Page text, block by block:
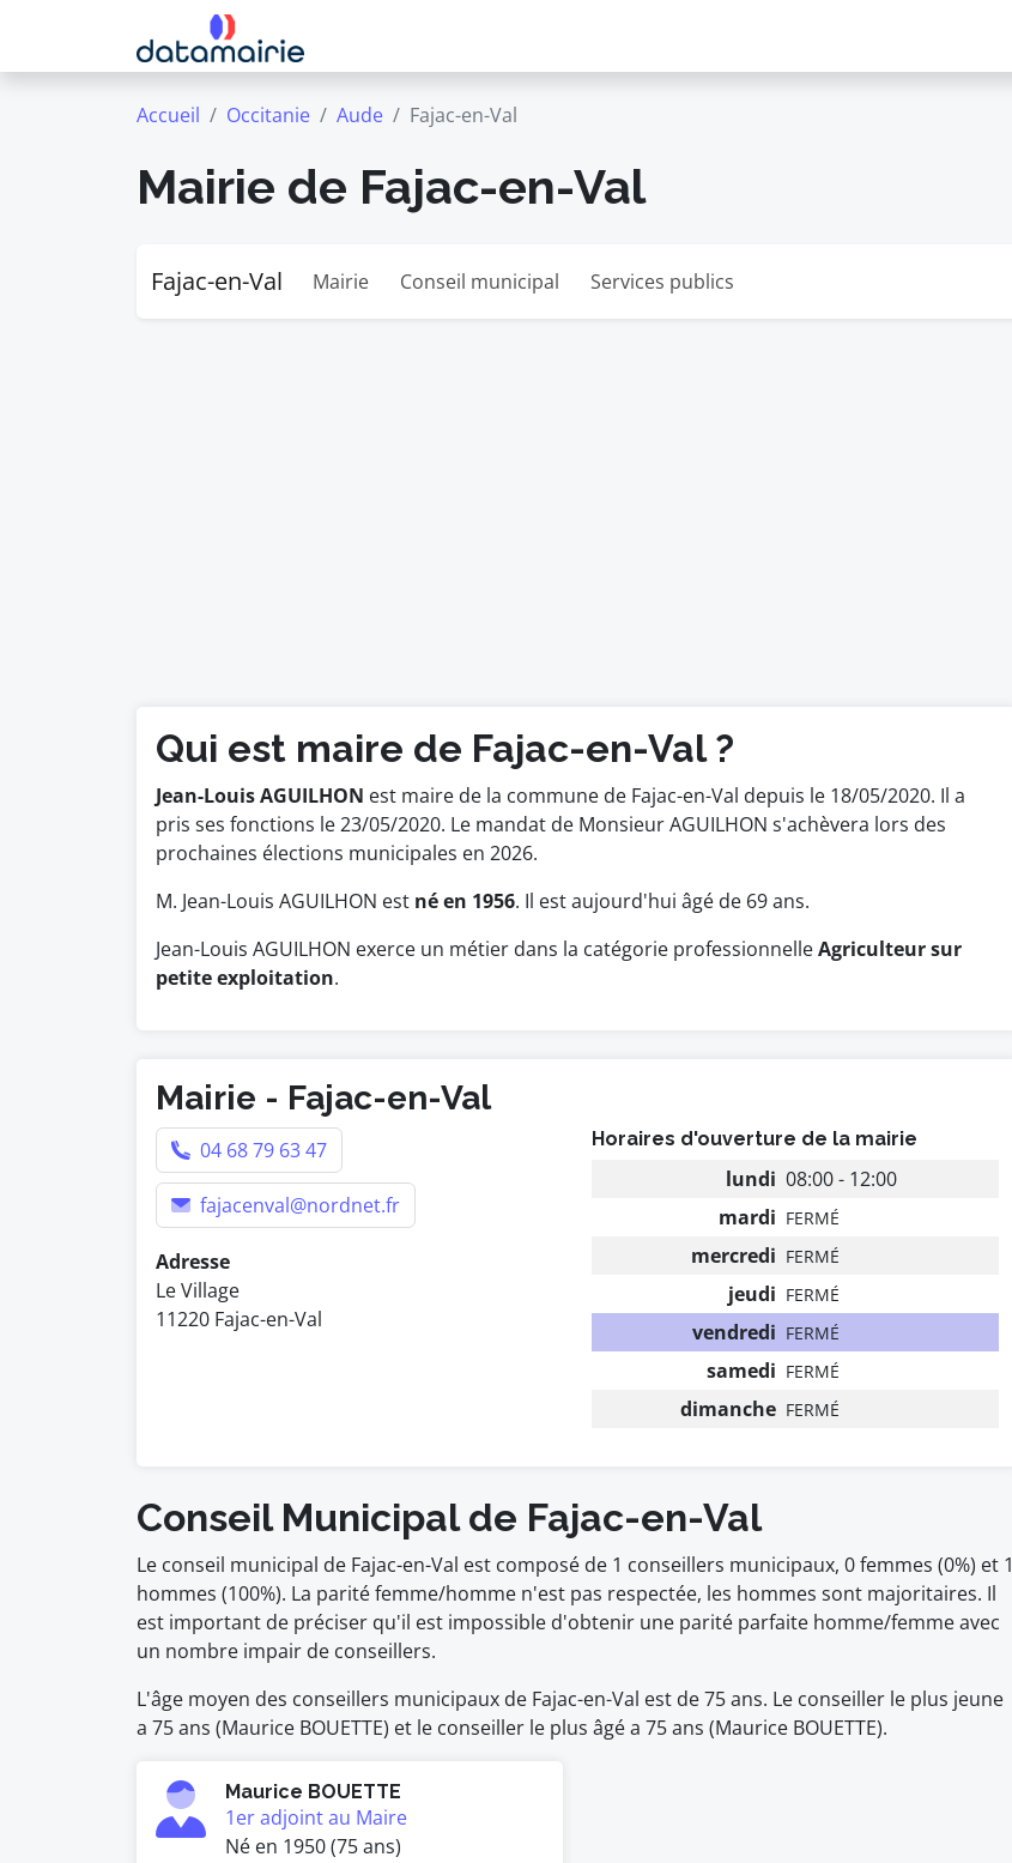
Accueil Occitanie Aude Fajac-en-Val
Mairie de Fajac-en-Val
Fajac-en-Val Mairie Conseil municipal Services publics
Qui est maire de Fajac-en-Val ?
Jean-Louis AGUILHON est maire de la commune de Fajac-en-Val depuis le 18/05/2020. Il a
pris ses fonctions le 23/05/2020. Le mandat de Monsieur AGUILHON s'achèvera lors des
prochaines élections municipales en 2026.
M. Jean-Louis AGUILHON est né en 1956. Il est aujourd'hui âgé de 69 ans.
Jean-Louis AGUILHON exerce un métier dans la catégorie professionnelleAgriculteur sur
petite exploitation.
Mairie - Fajac-en-Val
04 68 79 63 47
fajacenval@nordnet.fr
Adresse
Le Village
11220 Fajac-en-Val
Horaires d'ouverture de la mairie
lundi 08:00 - 12:00
mardi FERMÉ
mercredi FERMÉ
jeudi FERMÉ
vendredi FERMÉ
samedi FERMÉ
dimanche FERMÉ
Conseil Municipal de Fajac-en-Val
Le conseil municipal de Fajac-en-Val est composé de 1 conseillers municipaux, 0 femmes (0%) et 1
hommes (100%). La parité femme/homme n'est pas respectée, les hommes sont majoritaires. Il
est important de préciser qu'il est impossible d'obtenir une parité parfaite homme/femme avec
un nombre impair de conseillers.
L'âge moyen des conseillers municipaux de Fajac-en-Val est de 75 ans. Le conseiller le plus jeune
a 75 ans (Maurice BOUETTE) et le conseiller le plus âgé a 75 ans (Maurice BOUETTE).
Maurice BOUETTE
1er adjoint au Maire
Né en 1950 (75 ans)